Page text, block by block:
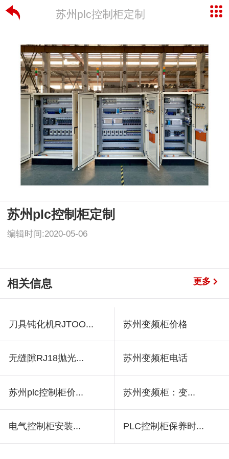
苏州plc控制柜定制
苏州plc控制柜定制
编辑时间:2020-05-06
相关信息 更多
刀具钝化机RJTOO... 苏州变频柜价格
无缝隙RJ18抛光... 苏州变频柜电话
苏州plc控制柜价... 苏州变频柜：变...
电气控制柜安装... PLC控制柜保养时...